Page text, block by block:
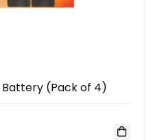
Battery (Pack of 4)